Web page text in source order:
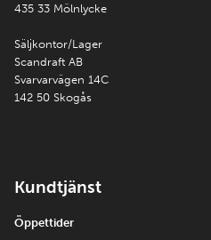
435 33 Mölnlycke
Säljkontor/Lager
Scandraft AB
Svarvarvägen 14C
142 50 Skogås
Kundtjänst
Öppettider